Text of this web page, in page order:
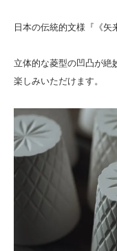
日本の伝統的文様『《矢
立体的な菱型の凹凸が絶
楽しみいただけます。